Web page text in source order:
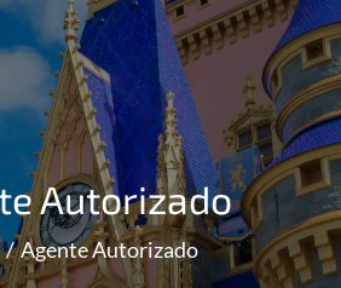
Autorizado
Agente Autorizado